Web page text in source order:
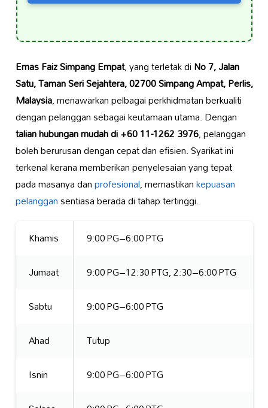
Emas Faiz Simpang Empat, yang terletak diNo 7, Jalan
Satu, Taman Seri Sejahtera, 02700 Simpang Ampat, Perlis,
Malaysia, menawarkan pelbagai perkhidmatan berkualiti
dengan pelanggan sebagai keutamaan utama. Dengan
talian hubungan mudah di +60 11-1262 3976, pelanggan
boleh berurusan dengan cepat dan efisien. Syarikat ini
terkenal kerana memberikan penyelesaian yang tepat
pada masanya danprofesional, memastikankepuasan
pelanggansentiasa berada di tahap tertinggi.
Khamis
9:00 PG–6:00 PTG
Jumaat
9:00 PG–12:30 PTG, 2:30–6:00 PTG
Sabtu
9:00 PG–6:00 PTG
Ahad
Tutup
Isnin
9:00 PG–6:00 PTG